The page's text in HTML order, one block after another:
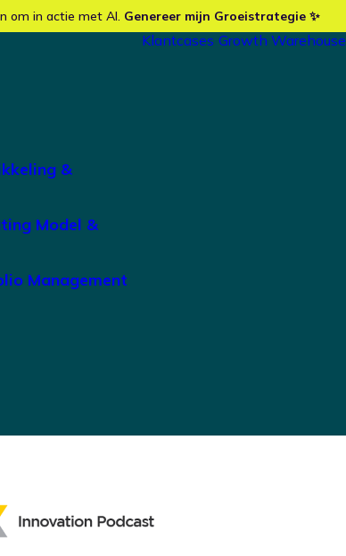
om in actie met AI. Genereer mijn Groeistrategie ✨
&
Model &
Management
Klantcases Growth Warehouse